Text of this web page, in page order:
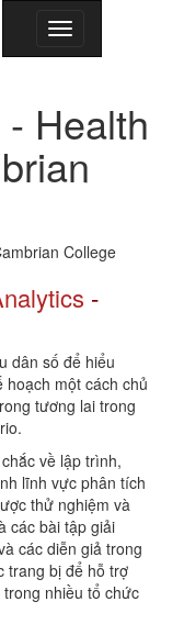
Toggle
navigation
Health
-
dân số để hiểu
một cách chủ
tương lai trong
về lập trình,
lĩnh vực phân tích
thử nghiệm và
các bài tập giải
các diễn giả trong
trang bị để hỗ trợ
nhiều tổ chức